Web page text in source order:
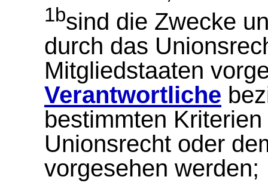
1bsind die Zwecke
durch das
Mitgliedstaaten
Verantwortliche
bestimmten
Unionsrecht oder
vorgesehen werden;